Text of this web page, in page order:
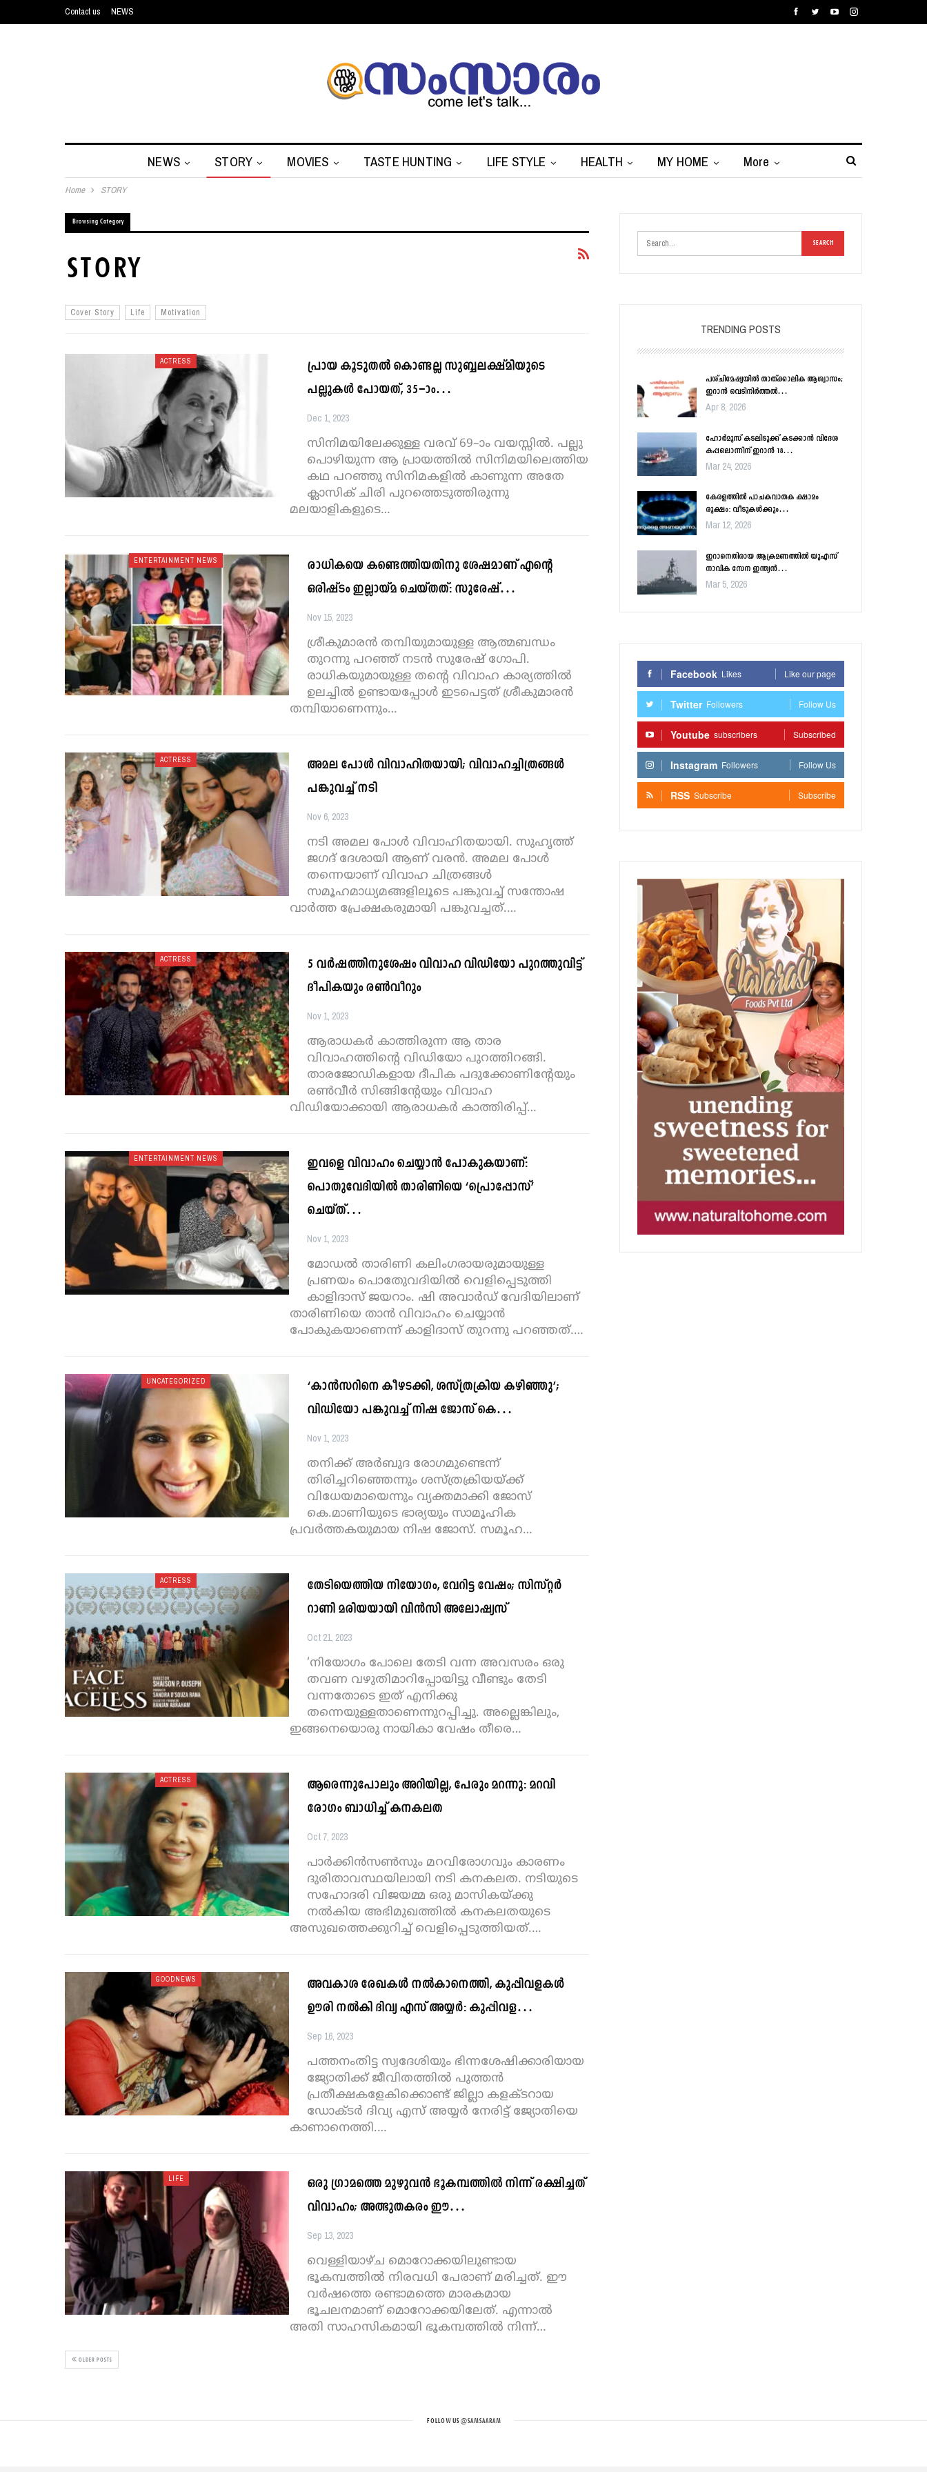
Contact us NEWS
NEWS STORY MOVIES TASTE HUNTING LIFE STYLE HEALTH MY HOME More
Home STORY
Browsing Category
STORY
Cover Story Life Motivation
ACTRESS
പ്രായ കൂടുതൽ കൊണ്ടല്ല സുബ്ബലക്ഷ്മിയുടെ
പല്ലുകൾ പോയത്, 35–ാം…
Dec 1, 2023
സിനിമയിലേക്കുള്ള വരവ് 69–ാം വയസ്സിൽ. പല്ലു
പൊഴിയുന്ന ആ പ്രായത്തിൽ സിനിമയിലെത്തിയ
കഥ പറഞ്ഞു സിനിമകളിൽ കാണുന്ന അതേ
ക്ലാസിക് ചിരി പുറത്തെടുത്തിരുന്നു
മലയാളികളുടെ…
ENTERTAINMENT NEWS
രാധികയെ കണ്ടെത്തിയതിനു ശേഷമാണ് എന്റെ
ഒരിഷ്ടം ഇല്ലായ്മ ചെയ്തത്: സുരേഷ്…
Nov 15, 2023
ശ്രീകുമാരൻ തമ്പിയുമായുള്ള ആത്മബന്ധം
തുറന്നു പറഞ്ഞ് നടന്‍ സുരേഷ് ഗോപി.
രാധികയുമായുള്ള തന്റെ വിവാഹ കാര്യത്തിൽ
ഉലച്ചിൽ ഉണ്ടായപ്പോൾ ഇടപെട്ടത് ശ്രീകുമാരൻ
തമ്പിയാണെന്നും…
ACTRESS
അമല പോൾ വിവാഹിതയായി; വിവാഹച്ചിത്രങ്ങൾ
പങ്കുവച്ച് നടി
Nov 6, 2023
നടി അമല പോൾ വിവാഹിതയായി. സുഹൃത്ത്
ജഗദ് ദേശായി ആണ് വരൻ. അമല പോൾ
തന്നെയാണ് വിവാഹ ചിത്രങ്ങൾ
സമൂഹമാധ്യമങ്ങളിലൂടെ പങ്കുവച്ച് സന്തോഷ
വാര്‍ത്ത പ്രേക്ഷകരുമായി പങ്കുവച്ചത്.…
ACTRESS
5 വർഷത്തിനുശേഷം വിവാഹ വിഡിയോ പുറത്തുവിട്ട്
ദീപികയും രൺവീറും
Nov 1, 2023
ആരാധകർ കാത്തിരുന്ന ആ താര
വിവാഹത്തിന്റെ വിഡിയോ പുറത്തിറങ്ങി.
താരജോഡികളായ ദീപിക പദുക്കോണിന്റേയും
രണ്‍വീര്‍ സിങ്ങിന്റേയും വിവാഹ
വിഡിയോക്കായി ആരാധകര്‍ കാത്തിരിപ്പ്…
ENTERTAINMENT NEWS
ഇവളെ വിവാഹം ചെയ്യാൻ പോകുകയാണ്:
പൊതുവേദിയിൽ താരിണിയെ ‘പ്രൊപ്പോസ്’
ചെയ്ത്…
Nov 1, 2023
മോഡൽ താരിണി കലിംഗരായരുമായുള്ള
പ്രണയം പൊതുേവദിയിൽ വെളിപ്പെടുത്തി
കാളിദാസ് ജയറാം. ഷി അവാർഡ് വേദിയിലാണ്
താരിണിയെ താൻ വിവാഹം ചെയ്യാൻ
പോകുകയാണെന്ന് കാളിദാസ് തുറന്നു പറഞ്ഞത്.…
UNCATEGORIZED
‘കാൻസറിനെ കീഴടക്കി, ശസ്ത്രക്രിയ കഴിഞ്ഞു’;
വിഡിയോ പങ്കുവച്ച് നിഷ ജോസ് കെ…
Nov 1, 2023
തനിക്ക് അർബുദ രോഗമുണ്ടെന്ന്
തിരിച്ചറിഞ്ഞെന്നും ശസ്ത്രക്രിയയ്ക്ക്
വിധേയമായെന്നും വ്യക്തമാക്കി ജോസ്
കെ.മാണിയുടെ ഭാര്യയും സാമൂഹിക
പ്രവർത്തകയുമായ നിഷ ജോസ്. സമൂഹ…
ACTRESS
തേടിയെത്തിയ നിയോഗം, വേറിട്ട വേഷം; സിസ്റ്റർ
റാണി മരിയയായി വിൻസി അലോഷ്യസ്
Oct 21, 2023
‘നിയോഗം പോലെ തേടി വന്ന അവസരം ഒരു
തവണ വഴുതിമാറിപ്പോയിട്ടു വീണ്ടും തേടി
വന്നതോടെ ഇത് എനിക്കു
തന്നെയുള്ളതാണെന്നുറപ്പിച്ചു. അല്ലെങ്കിലും,
ഇങ്ങനെയൊരു നായികാ വേഷം തീരെ…
ACTRESS
ആരെന്നുപോലും അറിയില്ല, പേരും മറന്നു: മറവി
രോഗം ബാധിച്ച് കനകലത
Oct 7, 2023
പാര്‍ക്കിൻസൺസും മറവിരോഗവും കാരണം
ദുരിതാവസ്ഥയിലായി നടി കനകലത. നടിയുടെ
സഹോദരി വിജയമ്മ ഒരു മാസികയ്ക്കു
നൽകിയ അഭിമുഖത്തിൽ കനകലതയുടെ
അസുഖത്തെക്കുറിച്ച് വെളിപ്പെടുത്തിയത്.…
GOODNEWS
അവകാശ രേഖകൾ നൽകാനെത്തി, കുപ്പിവളകൾ
ഊരി നൽകി ദിവ്യ എസ് അയ്യർ: കുപ്പിവള…
Sep 16, 2023
പത്തനംതിട്ട സ്വദേശിയും ഭിന്നശേഷിക്കാരിയായ
ജ്യോതിക്ക് ജീവിതത്തിൽ പുത്തൻ
പ്രതീക്ഷകളേകിക്കൊണ്ട് ജില്ലാ കളക്ടറായ
ഡോക്ടർ ദിവ്യ എസ് അയ്യർ നേരിട്ട് ജ്യോതിയെ
കാണാനെത്തി.…
LIFE
ഒരു ഗ്രാമത്തെ മുഴുവൻ ഭൂകമ്പത്തിൽ നിന്ന് രക്ഷിച്ചത്
വിവാഹം; അത്ഭുതകരം ഈ…
Sep 13, 2023
വെള്ളിയാഴ്ച മൊറോക്കയിലുണ്ടായ
ഭൂകമ്പത്തിൽ നിരവധി പേരാണ് മരിച്ചത്. ഈ
വർഷത്തെ രണ്ടാമത്തെ മാരകമായ
ഭൂചലനമാണ് മൊറോക്കയിലേത്. എന്നാൽ
അതി സാഹസികമായി ഭൂകമ്പത്തിൽ നിന്ന്…
OLDER POSTS
TRENDING POSTS
പശ്ചിമേഷ്യയിൽ താത്ക്കാലിക ആശ്വാസം;
ഇറാൻ വെടിനിർത്തൽ…
Apr 8, 2026
ഹോർമൂസ് കടലിടുക്ക് കടക്കാൻ വിദേശ
കപ്പലൊന്നിന് ഇറാൻ 18…
Mar 24, 2026
കേരളത്തിൽ പാചകവാതക ക്ഷാമം
രൂക്ഷം: വീടുകൾക്കും…
Mar 12, 2026
ഇറാനെതിരായ ആക്രമണത്തിൽ യുഎസ്
നാവിക സേന ഇന്ത്യൻ…
Mar 5, 2026
Facebook Likes Like our page
Twitter Followers Follow Us
Youtube subscribers Subscribed
Instagram Followers Follow Us
RSS Subscribe Subscribe
FOLLOW US@SAMSAARAM